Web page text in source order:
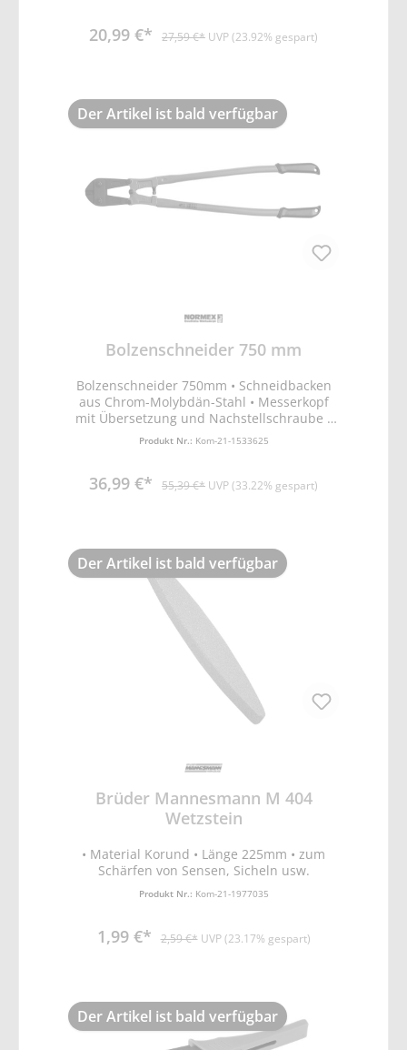
20,99 €* 27,59 €* UVP (23.92% gespart)
Der Artikel ist bald verfügbar
Bolzenschneider 750 mm
Bolzenschneider 750mm • Schneidbacken
aus Chrom-Molybdän-Stahl • Messerkopf
mit Übersetzung und Nachstellschraube •
Stabile, lackierte Rohrschenkel mit Gummi-
Produkt Nr.: Kom-21-1533625
36,99 €* 55,39 €* UVP (33.22% gespart)
Der Artikel ist bald verfügbar
Brüder Mannesmann M 404
Wetzstein
• Material Korund • Länge 225mm • zum
Schärfen von Sensen, Sicheln usw.
Produkt Nr.: Kom-21-1977035
1,99 €* 2,59 €* UVP (23.17% gespart)
Der Artikel ist bald verfügbar